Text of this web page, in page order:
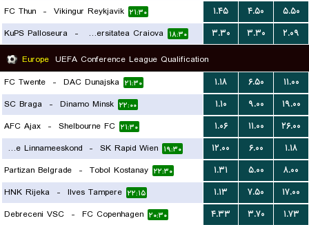
FC Thun - Vikingur Reykjavik ۲۱:۳۰ ۱.۴۵ ۴.۵۰
۵.۵۰
KuPS Palloseura - Universitatea Craiova ۱۸:۳۰ ۳.۳۰ ۳.۳۰
۲.۰۹
Europe UEFA Conference League Qualification
FC Twente - DAC Dunajska ۲۱:۳۰ ۱.۱۸ ۶.۵۰
۱۱.۰۰
SC Braga - Dinamo Minsk ۲۲:۰۰ ۱.۱۰ ۹.۰۰
۱۹.۰۰
AFC Ajax - Shelbourne FC ۲۱:۳۰ ۱.۰۶ ۱۱.۰۰
۲۶.۰۰
Paide Linnameeskond
- SK Rapid Wien ۱۹:۳۰ ۱۲.۰۰ ۶.۰۰
۱.۱۸
Partizan Belgrade - Tobol Kostanay ۲۲:۳۰ ۱.۳۱ ۵.۰۰
۸.۰۰
HNK Rijeka - Ilves Tampere ۲۲:۱۵ ۱.۱۳ ۷.۵۰
۱۷.۰۰
Debreceni VSC - FC Copenhagen ۲۰:۳۰ ۴.۳۳ ۳.۷۰
۱.۷۳